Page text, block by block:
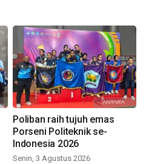
Poliban raih tujuh emas
Porseni Politeknik se-
Indonesia 2026
Senin, 3 Agustus 2026